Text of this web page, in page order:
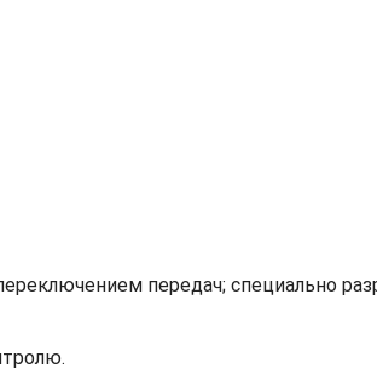
передач; специально